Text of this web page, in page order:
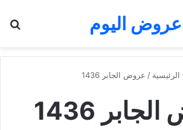
عروض اليوم
الرئيسية / عروض الجابر 1436
1436